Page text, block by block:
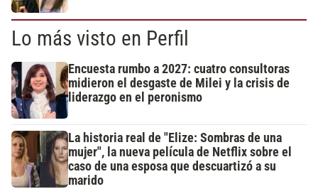
Lo más visto en Perfil
Encuesta rumbo a 2027: cuatro consultoras
midieron el desgaste de Milei y la crisis de
liderazgo en el peronismo
La historia real de "Elize: Sombras de una
mujer", la nueva película de Netflix sobre el
caso de una esposa que descuartizó a su
marido